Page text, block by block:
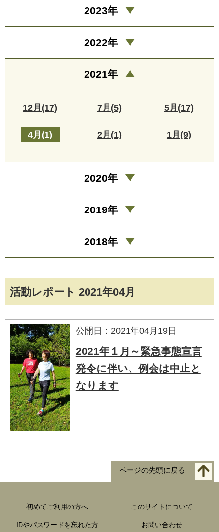
活動レポート 2021年04月
公開日：2021年04月19日
2021年１月～緊急事態宣言
発令に伴い、例会は中止と
なります
2023年
2022年
2021年
12月(17) 7月(5) 5月(17)
4月(1) 2月(1) 1月(9)
2020年
2019年
2018年
ページの先頭に戻る
初めてご利用の方へ このサイトについて
IDやパスワードを忘れた方 お問い合わせ